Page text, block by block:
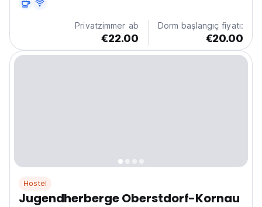
Privatzimmer ab
€22.00
Dorm başlangıç fiyatı:
€20.00
Hostel
Jugendherberge Oberstdorf-Kornau